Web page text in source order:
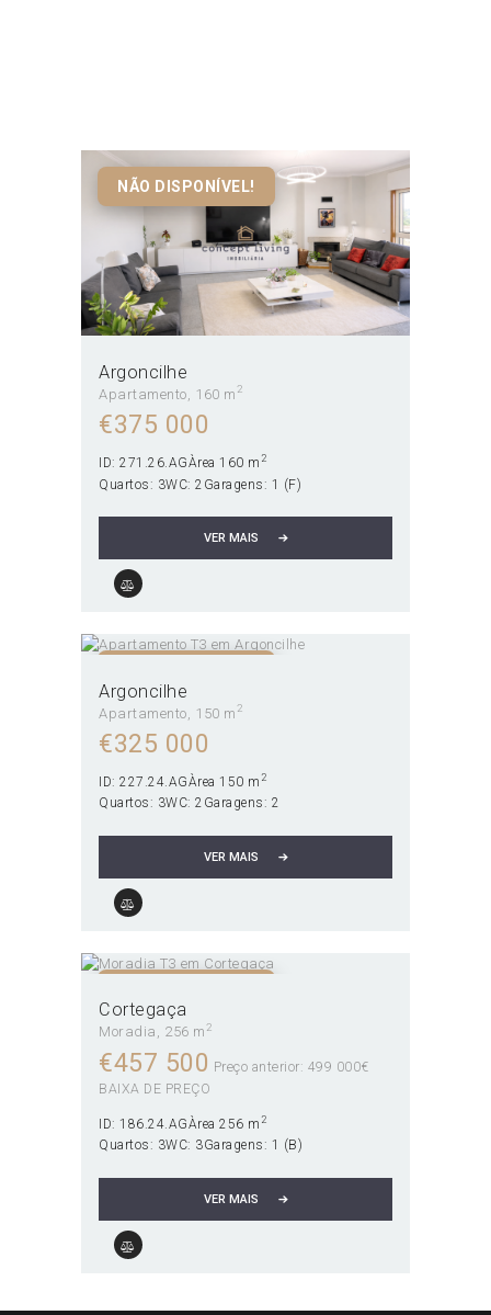
NÃO DISPONÍVEL!
Argoncilhe
Apartamento 160 m2
€375 000
ID: 271.26.AGÀrea 160 m 2
Quartos: 3WC: 2 Garagens: 1 (F)
VER MAIS
Argoncilhe
Apartamento 150 m2
€325 000
ID: 227.24.AGÀrea 150 m 2
Quartos: 3WC: 2 Garagens: 2
VER MAIS
Cortegaça
Moradia 256 m2
€457 500 Preço anterior: 499 000€
BAIXA DE PREÇO
ID: 186.24.AGÀrea 256 m 2
Quartos: 3WC: 3Garagens: 1 (B)
VER MAIS